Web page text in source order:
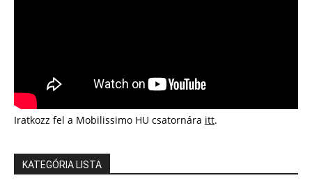
Iratkozz fel a Mobilissimo HU csatornára itt.
KATEGÓRIA LISTA